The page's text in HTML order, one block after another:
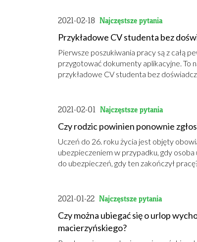
2021-02-18 Najczęstsze pytania
Przykładowe CV studenta bez
Pierwsze poszukiwania pracy są z całą
przygotować dokumenty aplikacyjne. To
przykładowe CV studenta bez
2021-02-01 Najczęstsze pytania
Czy rodzic powinien ponownie
Uczeń do 26. roku życia jest objęty
ubezpieczeniem w przypadku, gdy
do ubezpieczeń, gdy ten zakończył
2021-01-22 Najczęstsze pytania
Czy można ubiegać się o urlop
macierzyńskiego?